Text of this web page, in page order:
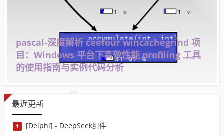
pascal-深度解析 ceefour wincachegrind 项
目：Windows 平台下高效性能 profiling 工具
的使用指南与实例代码分析
最近更新
1 [Delphi] - DeepSeek组件